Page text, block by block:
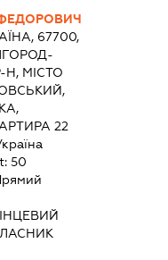
67700,
Н, МІСТО
22
50